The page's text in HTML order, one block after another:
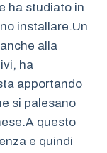
ha studiato in
installare.Un
alla
ha
apportando
si palesano
questo
e quindi